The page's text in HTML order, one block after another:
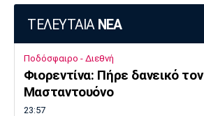
ΤΕΛΕΥΤΑΙΑ ΝΕΑ
Ποδόσφαιρο - Διεθνή
Φιορεντίνα: Πήρε δανεικό τον
Μασταντουόνο
23:57